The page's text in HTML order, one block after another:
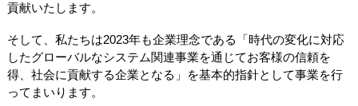
貢献いたします。
そして、私たちは2023年も企業理念である「時代の変化に対応
したグローバルなシステム関連事業を通じてお客様の信頼を
得、社会に貢献する企業となる」を基本的指針として事業を行
ってまいります。